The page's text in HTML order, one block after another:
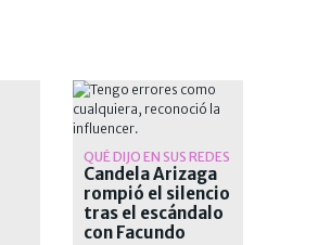
QUÉ DIJO EN SUS REDES
Candela Arizaga
rompió el silencio
tras el escándalo
con Facundo